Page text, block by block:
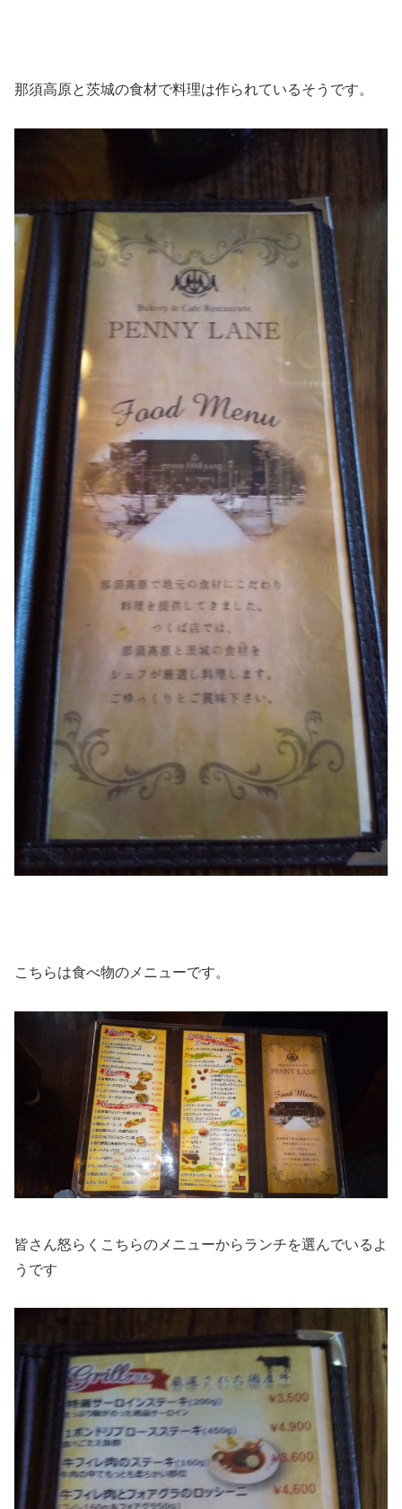
那須高原と茨城の食材で料理は作られているそうです。
こちらは食べ物のメニューです。
皆さん怒らくこちらのメニューからランチを選んでいるよ
うです